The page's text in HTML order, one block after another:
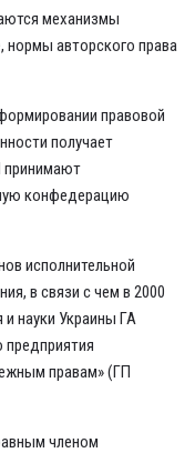
механизмы
нормы авторского права
правовой
получает
принимают
конфедерацию
исполнительной
в связи с чем в 2000
науки Украины ГА
предприятия
правам» (ГП
членом